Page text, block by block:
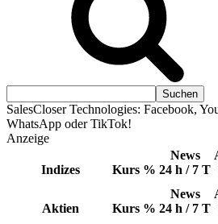
SalesCloser Technologies: Facebook,
WhatsApp oder TikTok!
Anzeige
Indizes Kurs %
News
24 h / 7 T
Aktien Kurs %
News
24 h / 7 T